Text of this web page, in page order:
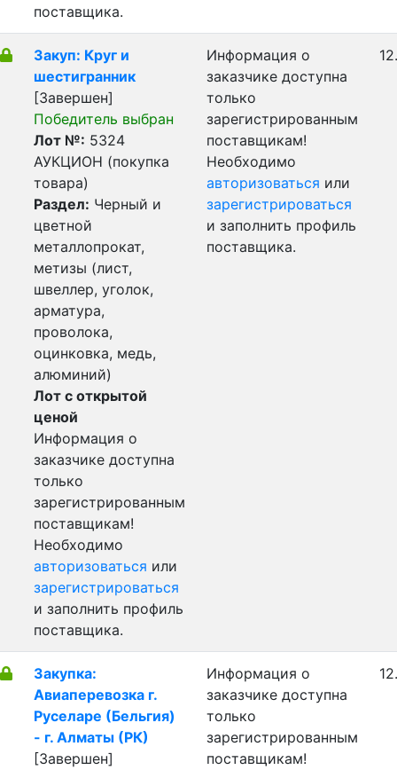
поставщика.
Закуп: Круг и
шестигранник
[Завершен]
Победитель выбран
Лот №: 5324
АУКЦИОН (покупка
товара)
Раздел: Черный и
цветной
металлопрокат,
метизы (лист,
швеллер, уголок,
арматура,
проволока,
оцинковка, медь,
алюминий)
Лот с открытой
ценой
Информация о
заказчике доступна
только
зарегистрированным
поставщикам!
Необходимо
авторизоваться или
зарегистрироваться
и заполнить профиль
поставщика.
Информация о
заказчике доступна
только
зарегистрированным
поставщикам!
Необходимо
авторизоваться или
зарегистрироваться
и заполнить профиль
поставщика.
Закупка:
Авиаперевозка г.
Руселаре (Бельгия)
- г. Алматы (РК)
[Завершен]
Информация о
заказчике доступна
только
зарегистрированным
поставщикам!